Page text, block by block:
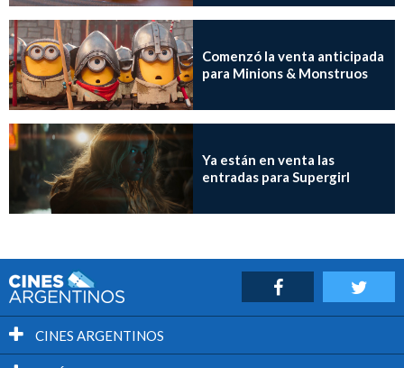
Comenzó la venta anticipada
para Minions & Monstruos
Ya están en venta las
entradas para Supergirl
CINES ARGENTINOS